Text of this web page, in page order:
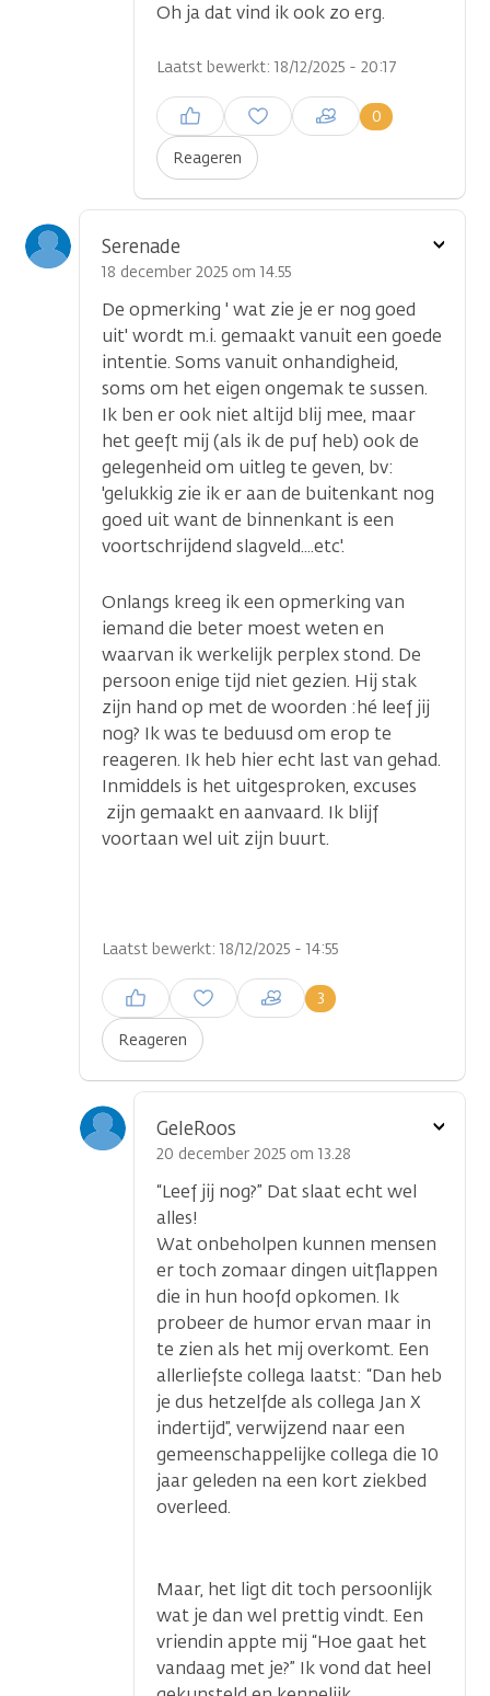
Oh ja dat vind ik ook zo erg.
Laatst bewerkt: 18/12/2025 - 20:17
Reageren
0
Inloggen om een reactie te
plaatsen
Serenade
18 december 2025 om 14.55
De opmerking ' wat zie je er nog goed
uit' wordt m.i. gemaakt vanuit een goede
intentie. Soms vanuit onhandigheid,
soms om het eigen ongemak te sussen.
Ik ben er ook niet altijd blij mee, maar
het geeft mij (als ik de puf heb) ook de
gelegenheid om uitleg te geven, bv:
'gelukkig zie ik er aan de buitenkant nog
goed uit want de binnenkant is een
voortschrijdend slagveld....etc'.
Onlangs kreeg ik een opmerking van
iemand die beter moest weten en
waarvan ik werkelijk perplex stond. De
persoon enige tijd niet gezien. Hij stak
zijn hand op met de woorden :hé leef jij
nog? Ik was te beduusd om erop te
reageren. Ik heb hier echt last van gehad.
Inmiddels is het uitgesproken, excuses
zijn gemaakt en aanvaard. Ik blijf
voortaan wel uit zijn buurt.
Laatst bewerkt: 18/12/2025 - 14:55
Reageren
3
Inloggen om een reactie te
plaatsen
Toon
GeleRoos
20 december 2025 om 13.28
“Leef jij nog?” Dat slaat echt wel
alles!
Wat onbeholpen kunnen mensen
er toch zomaar dingen uitflappen
die in hun hoofd opkomen. Ik
probeer de humor ervan maar in
te zien als het mij overkomt. Een
allerliefste collega laatst: “Dan heb
je dus hetzelfde als collega Jan X
indertijd”, verwijzend naar een
gemeenschappelijke collega die 10
jaar geleden na een kort ziekbed
overleed.
Maar, het ligt dit toch persoonlijk
wat je dan wel prettig vindt. Een
vriendin appte mij “Hoe gaat het
vandaag met je?” Ik vond dat heel
Toon